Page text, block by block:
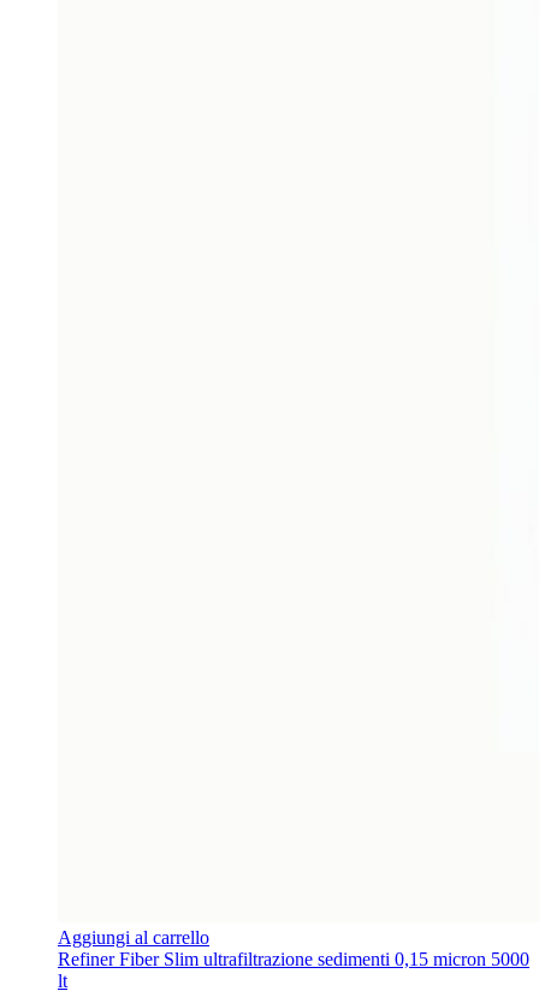
Aggiungi al carrello
Refiner Fiber Slim ultrafiltrazione sedimenti 0,15 micron 5000
lt